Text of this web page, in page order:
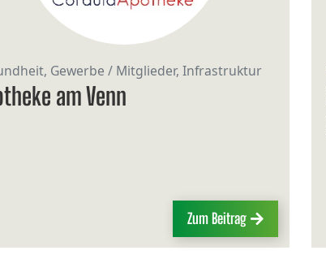
Gewerbe / Mitglieder, Infrastruktur
am Venn
Zum Beitrag